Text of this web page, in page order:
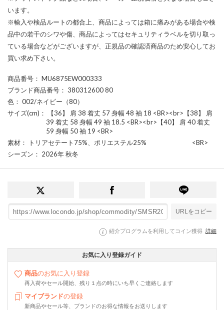
います。
※輸入や検品ルートの都合上、商品によっては箱に痛みがある場合や検
品中の若干のシワや傷、商品によってはセキュリティラベルを切り取っ
ている場合などがございますが、正規品の確認済商品のため安心してお
買い求め下さい。
商品番号 ： MU6875EW000333
ブランド商品番号 ： 380312600 80
色 ： 002/ネイビー（80）
サイズ(cm) ： 【36】 肩 38 着丈 57 身幅 48 袖 18 <BR><br>【38】 肩
39 着丈 58 身幅 49 袖 18.5 <BR><br>【40】 肩 40 着丈
59 身幅 50 袖 19 <BR>
素材 ： トリアセテート75%、ポリエステル25% <BR>
シーズン ： 2026年 秋冬
URLをコピー
紹介プログラムを利用してコイン獲得 詳細
お気に入り登録ガイド
商品のお気に入り登録
再入荷やセール開始、残り１点の時にいち早くご連絡します
マイブランドの登録
新商品やセール等、ブランドのお得な情報をお送りします